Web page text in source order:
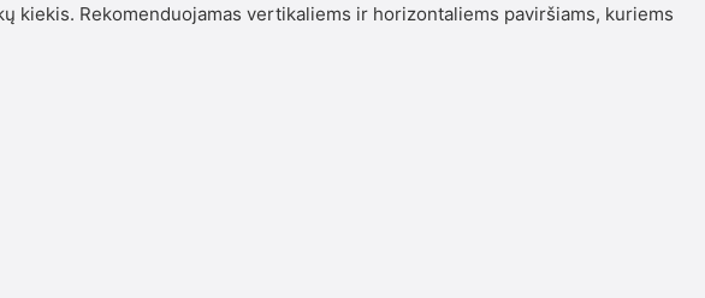
Rekomenduojamas vertikaliems ir horizontaliems paviršiams, kuriems